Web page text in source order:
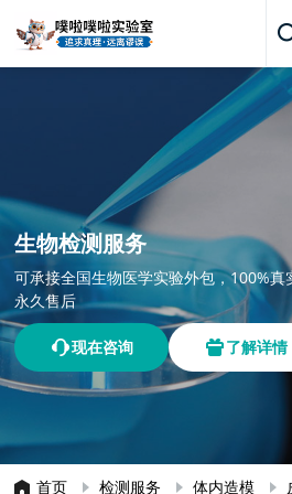
生物检测服务
可承接全国生物医学实验外包，100%真
永久售后
现在咨询 了解详情
首页 检测服务 体内造模